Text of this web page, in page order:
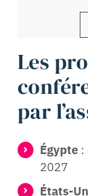
Les
par
Égypte :
2027
États-